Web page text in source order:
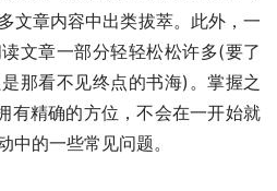
文章内容中出类拔萃。此外，一
文章一部分轻轻松松许多(要了
那看不见终点的书海)。掌握之
有精确的方位，不会在一开始就
中的一些常见问题。